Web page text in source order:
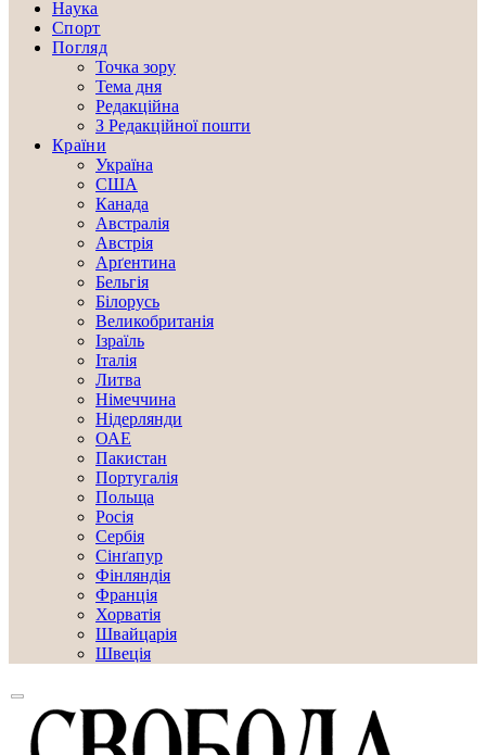
Наука
Спорт
Погляд
Точка зору
Тема дня
Редакційна
З Редакційної пошти
Країни
Україна
США
Канада
Австралія
Австрія
Арґентина
Бельгія
Білорусь
Великобританія
Ізраїль
Італія
Литва
Німеччина
Нідерлянди
ОАЕ
Пакистан
Португалія
Польща
Росія
Сербія
Сінґапур
Фінляндія
Франція
Хорватія
Швайцарія
Швеція